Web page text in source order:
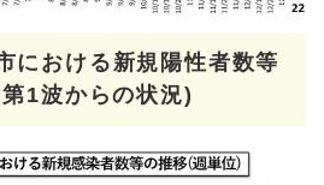
における新規陽性者数等
1波からの状況)